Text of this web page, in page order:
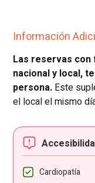
Información
Las reservas
nacional y local,
persona. Este
el local el mismo
Cardiopatía